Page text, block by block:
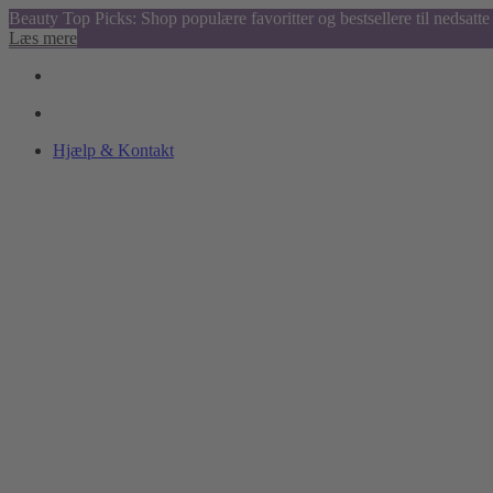
Beauty Top Picks: Shop populære favoritter og bestsellere til nedsatte
Læs mere
Hjælp & Kontakt